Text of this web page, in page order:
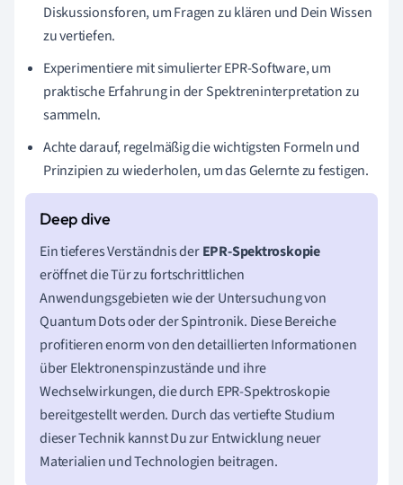
Diskussionsforen, um Fragen zu klären und Dein Wissen
zu vertiefen.
Experimentiere mit simulierter EPR-Software, um
praktische Erfahrung in der Spektreninterpretation zu
sammeln.
Achte darauf, regelmäßig die wichtigsten Formeln und
Prinzipien zu wiederholen, um das Gelernte zu festigen.
Ein tieferes Verständnis derEPR-Spektroskopie
eröffnet die Tür zu fortschrittlichen
Anwendungsgebieten wie der Untersuchung von
Quantum Dots oder der Spintronik. Diese Bereiche
profitieren enorm von den detaillierten Informationen
über Elektronenspinzustände und ihre
Wechselwirkungen, die durch EPR-Spektroskopie
bereitgestellt werden. Durch das vertiefte Studium
dieser Technik kannst Du zur Entwicklung neuer
Materialien und Technologien beitragen.